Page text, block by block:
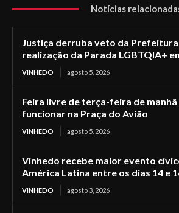
Notícias
Justiça derruba veto da
realização da Parada LGBTQIA+
VINHEDO agosto 5, 2026
Feira livre de terça-feira de manhã
funcionar na Praça do Avião
VINHEDO agosto 5, 2026
Vinhedo recebe maior evento
América Latina entre os dias 14 e
VINHEDO agosto 3, 2026